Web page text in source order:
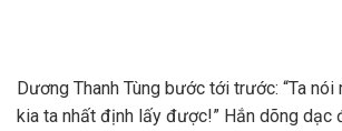
Dương Thanh Tùng bước tới trước: “Ta
kia ta nhất định lấy được!” Hắn dõng dạc